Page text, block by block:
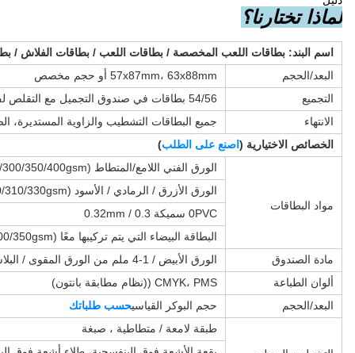
لماذا تختارنا؟
اسم البند: بطاقات اللعب المخصصة / بطاقات اللعب / بطاقات الفلاش /
البعد/الحجم
57x87mm، 63x88mm أو حجم مخصص
التجميع
54/56 بطاقات في صندوق التجميل مع التقلص لف
الانتهاء
جميع البطاقات التشطيب والزاوية
الخصائص الاختيارية ( اصنع على الطلب)
مواد البطاقات
الورق الفني اللامع/المتطاط (250/300/350/400gsm)
الورق الأزرق / الرمادي / الأسود (280/300/310/330gsm)
0PVC سميكة 0.3 / 0.32mm
البطاقة البيضاء التي يتم تركيبها معًا (250/300/350gsm)
مادة الصندوق
الورق الأبيض / 1-4 ملم من الورق المقوى / البلاستيك /
ألوان الطباعة
CMYK، PMS ((نظام مطابقة بانتون)
البعد/الحجم
حجم البوكر القياسيحسب طلباتك
طبقة لامعة / متطاطية ، صبغة